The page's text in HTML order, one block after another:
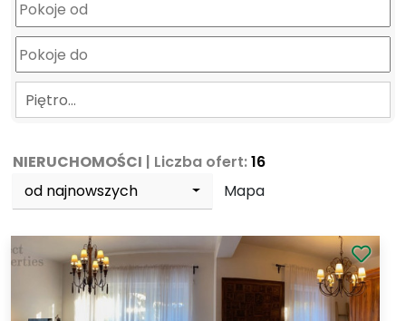
Piętro…
NIERUCHOMOŚCI | Liczba ofert:16
od najnowszych
Mapa